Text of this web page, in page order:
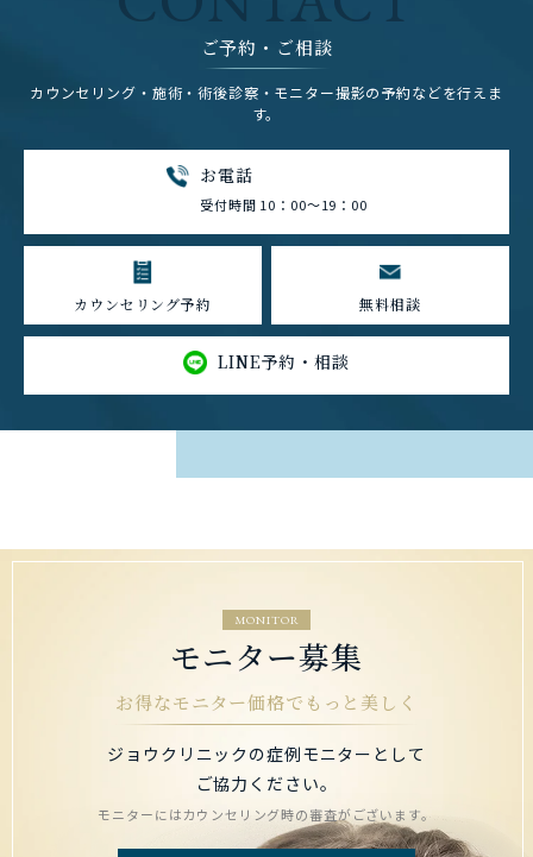
ご予約・ご相談
カウンセリング・施術・術後診察・モニター撮影の予約などを行えま
す。
お電話
受付時間 10：00～19：00
カウンセリング予約 無料相談
LINE予約・相談
MONITOR
モニター募集
お得なモニター価格でもっと美しく
ジョウクリニックの症例モニターとして
ご協力ください。
モニターにはカウンセリング時の審査がございます。